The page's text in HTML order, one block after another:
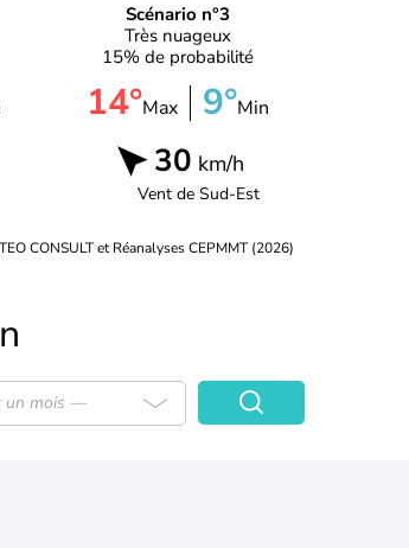
Scénario n°3
Très nuageux
15% de probabilité
14°Max 9°Min
30 km/h
Vent deSud-Est
CONSULT et Réanalyses CEPMMT (2026)
un mois —